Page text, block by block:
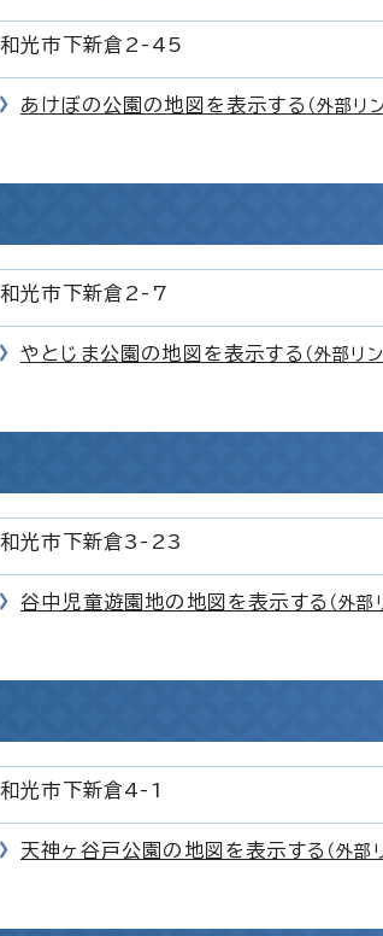
和光市下新倉2-45
あけぼの公園の地図を表示する （外部リ
和光市下新倉2-7
やとじま公園の地図を表示する （外部リン
和光市下新倉3-23
谷中児童遊園地の地図を表示する （外部
和光市下新倉4-1
天神ヶ谷戸公園の地図を表示する （外部